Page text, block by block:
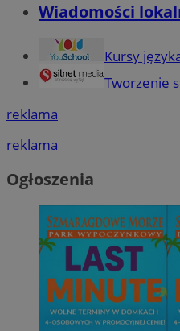
Wiadomości
Kursy
Tworzenie
reklama
reklama
Ogłoszenia